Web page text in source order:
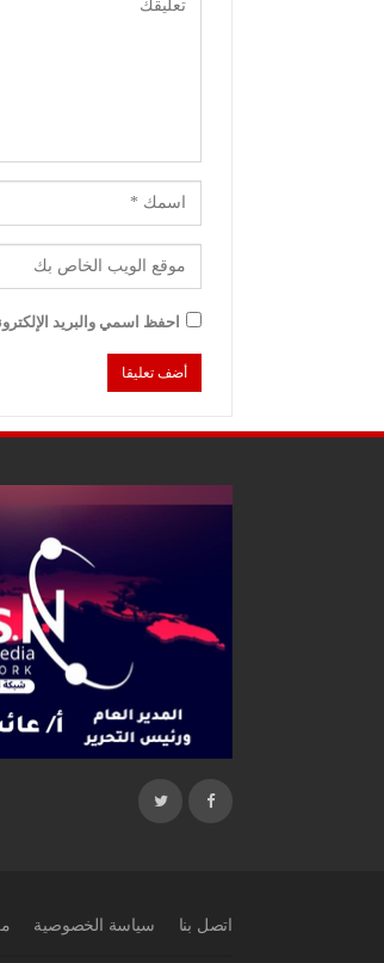
احفظ اسمي والبريد
اتصل بنا سياسة الخصوصية